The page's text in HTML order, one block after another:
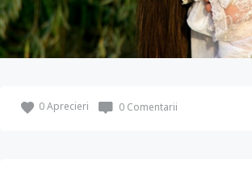
0Aprecieri 0 Comentarii